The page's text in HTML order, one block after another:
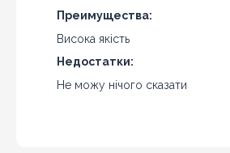
Преимущества:
Висока якість
Недостатки:
Не можу нічого сказати